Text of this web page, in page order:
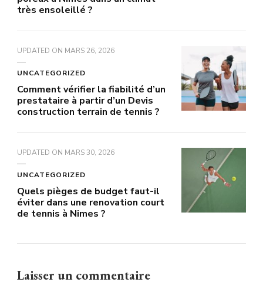
très ensoleillé ?
UPDATED ON MARS 26, 2026
UNCATEGORIZED
Comment vérifier la fiabilité d’un
prestataire à partir d’un Devis
construction terrain de tennis ?
UPDATED ON MARS 30, 2026
UNCATEGORIZED
Quels pièges de budget faut-il
éviter dans une renovation court
de tennis à Nimes ?
Laisser un commentaire